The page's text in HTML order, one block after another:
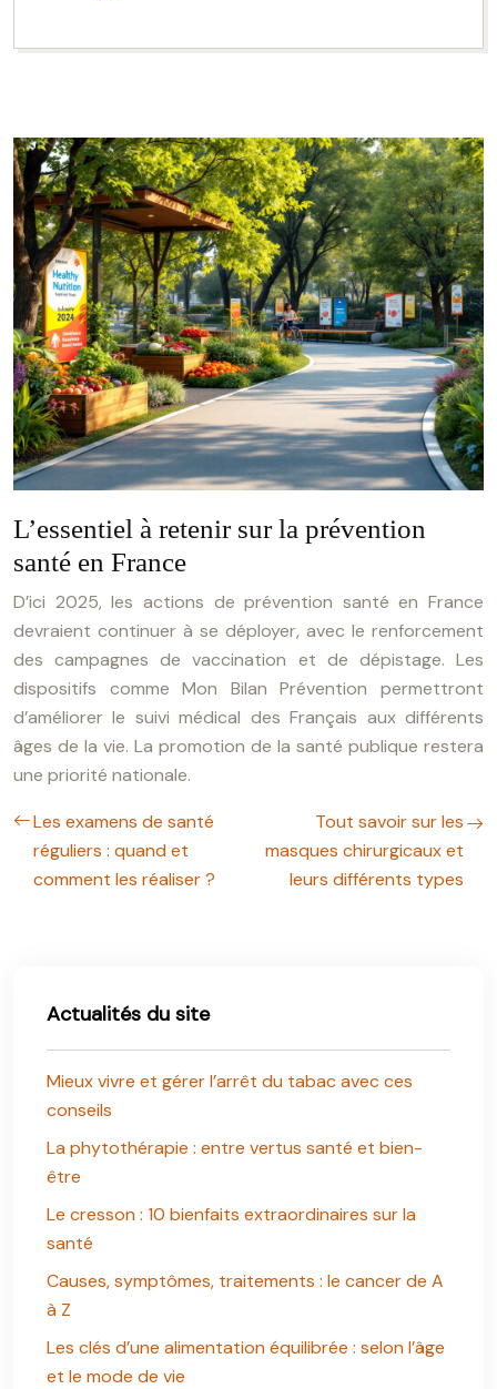
L’essentiel à retenir sur la prévention
santé en France
D’ici 2025, les actions de prévention santé en France
devraient continuer à se déployer, avec le renforcement
des campagnes de vaccination et de dépistage. Les
dispositifs comme Mon Bilan Prévention permettront
d’améliorer le suivi médical des Français aux différents
âges de la vie. La promotion de la santé publique restera
une priorité nationale.
Les examens de santé
réguliers : quand et
comment les réaliser ?
Tout savoir sur les
masques chirurgicaux et
leurs différents types
Actualités du site
Mieux vivre et gérer l’arrêt du tabac avec ces
conseils
La phytothérapie : entre vertus santé et bien-
être
Le cresson : 10 bienfaits extraordinaires sur la
santé
Causes, symptômes, traitements : le cancer de A
à Z
Les clés d’une alimentation équilibrée : selon l’âge
et le mode de vie